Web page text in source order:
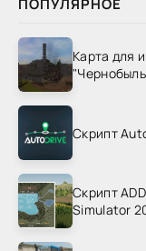
ПОПУЛЯРНОЕ
Карта для
Скрипт
Скрипт
Simulator